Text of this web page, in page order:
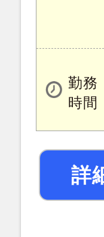
勤務
時間
詳